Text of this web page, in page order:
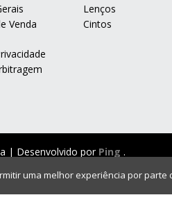
Venda
Lenços
Cintos
| Desenvolvido por Ping .
uma melhor experiência por